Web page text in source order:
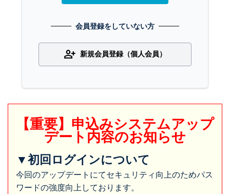
会員登録をしていない方
person_add 新規会員登録（個人会員）
【重要】申込みシステムアップ
デート内容のお知らせ
▼初回ログインについて
今回のアップデートにてセキュリティ向上のためパス
ワードの強度向上しております。